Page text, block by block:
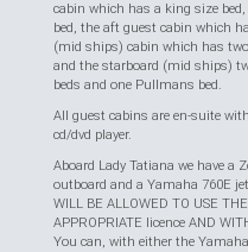
cabin which has a king size
bed, the aft guest cabin which
(mid ships) cabin which has
and the starboard (mid ships)
beds and one Pullmans bed.
All guest cabins are en-suite
cd/dvd player.
Aboard Lady Tatiana we have a
outboard and a Yamaha 760E
WILL BE ALLOWED TO USE
APPROPRIATE licence AND
You can, with either the